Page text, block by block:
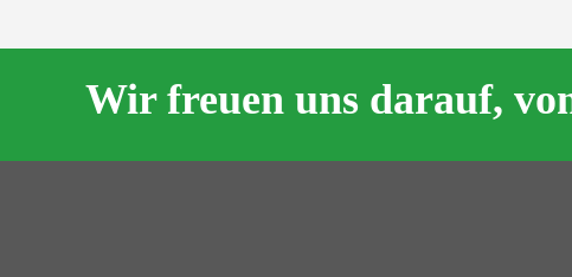
Wir freuen uns darauf,